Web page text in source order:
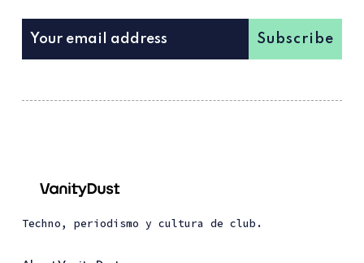
Subscribe
Techno, periodismo y cultura de club.